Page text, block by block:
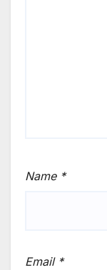
Name *
Email *